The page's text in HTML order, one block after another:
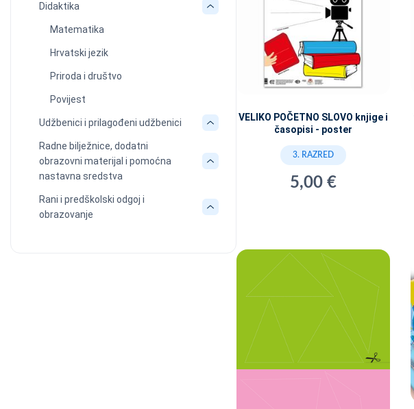
Didaktika
Matematika
Hrvatski jezik
Priroda i društvo
Povijest
Udžbenici i prilagođeni udžbenici
Radne bilježnice, dodatni
obrazovni materijal i pomoćna
nastavna sredstva
Rani i predškolski odgoj i
obrazovanje
VELIKO POČETNO SLOVO knjige i
časopisi - poster
3. RAZRED
5,00 €